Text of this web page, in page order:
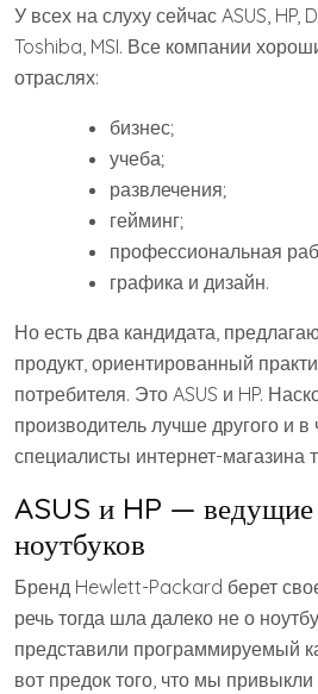
У всех на слуху сейчас ASUS, HP,
Toshiba, MSI. Все компании
отраслях:
бизнес;
учеба;
развлечения;
гейминг;
профессиональная
графика и дизайн.
Но есть два кандидата,
продукт, ориентированный
потребителя. Это ASUS и HP.
производитель лучше другого и в
специалисты интернет-магазина
ASUS и HP — ведущие
ноутбуков
Бренд Hewlett-Packard берет
речь тогда шла далеко не о
представили программируемый
вот предок того, что мы